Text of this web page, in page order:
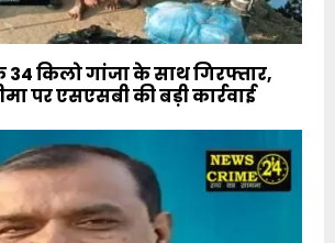
34 किलो गांजा के साथ गिरफ्तार,
पर एसएसबी की बड़ी कार्रवाई